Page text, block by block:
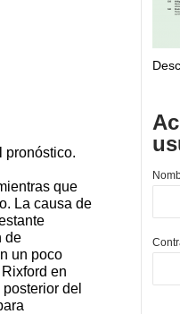
pronóstico.
que
La causa de
de
un poco
en
del